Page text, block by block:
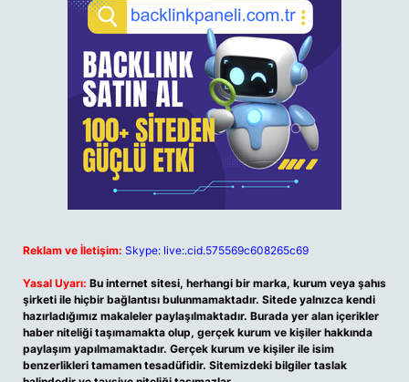
Reklam ve İletişim: Skype: live:.cid.575569c608265c69
Yasal Uyarı: Bu internet sitesi, herhangi bir marka, kurum veya şahıs
şirketi ile hiçbir bağlantısı bulunmamaktadır. Sitede yalnızca kendi
hazırladığımız makaleler paylaşılmaktadır. Burada yer alan içerikler
haber niteliği taşımamakta olup, gerçek kurum ve kişiler hakkında
paylaşım yapılmamaktadır. Gerçek kurum ve kişiler ile isim
benzerlikleri tamamen tesadüfidir. Sitemizdeki bilgiler taslak